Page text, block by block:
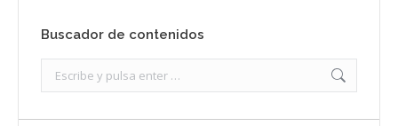
Buscador de contenidos